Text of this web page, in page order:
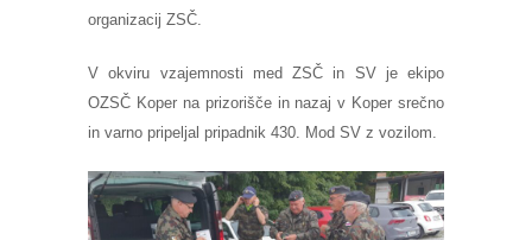
organizacij ZSČ.
V okviru vzajemnosti med ZSČ in SV je ekipo
OZSČ Koper na prizorišče in nazaj v Koper srečno
in varno pripeljal pripadnik 430. Mod SV z vozilom.